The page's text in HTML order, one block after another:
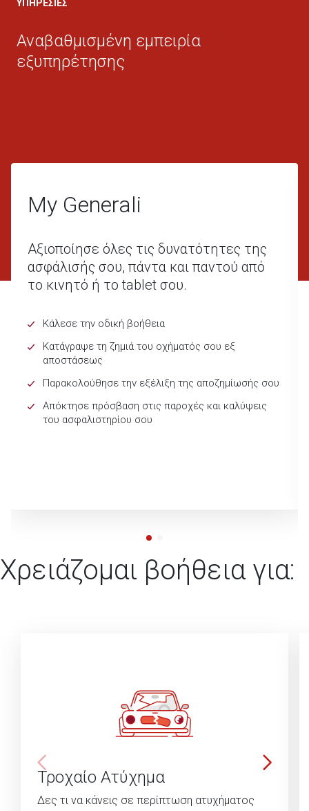
ΥΠΗΡΕΣΙΕΣ
Αναβαθμισμένη εμπειρία
εξυπηρέτησης
My Generali
Αξιοποίησε όλες τις δυνατότητες της
ασφάλισής σου, πάντα και παντού από
το κινητό ή το tablet σου.
Κάλεσε την οδική βοήθεια
Κατάγραψε τη ζημιά του οχήματός σου εξ
αποστάσεως
Παρακολούθησε την εξέλιξη της αποζημίωσής σου
Απόκτησε πρόσβαση στις παροχές και καλύψεις
του ασφαλιστηρίου σου
Χρειάζομαι βοήθεια για:
Τροχαίο Ατύχημα
Δες τι να κάνεις σε περίπτωση ατυχήματος